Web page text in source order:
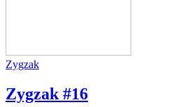
Zygzak
Zygzak #16